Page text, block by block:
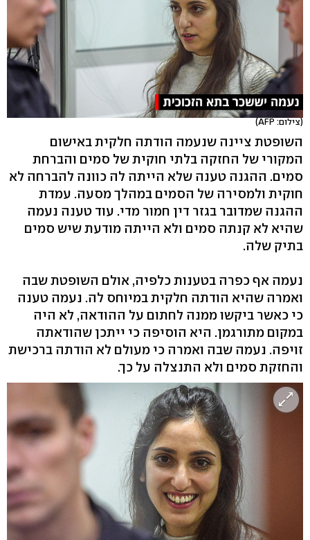
(צילום: AFP)
השופטת ציינה שנעמה הודתה חלקית באישום
המקורי של החזקה בלתי חוקית של סמים והברחת
סמים. ההגנה טענה שלא הייתה לה כוונה להברחה לא
חוקית ולמסירה של הסמים במהלך מסעה. עמדת
ההגנה שמדובר בגזר דין חמור מדי. עוד טענה נעמה
שהיא לא קנתה סמים ולא הייתה מודעת שיש סמים
בתיק שלה.
נעמה אף כפרה בטענות כלפיה, אולם השופטת שבה
ואמרה שהיא הודתה חלקית במיוחס לה. נעמה טענה
כי כאשר ביקשו ממנה לחתום על ההודאה, לא היה
במקום מתורגמן. היא הוסיפה כי ייתכן שהודאתה
זויפה. נעמה שבה ואמרה כי מעולם לא הודתה ברכישת
והחזקת סמים ולא התנצלה על כך.